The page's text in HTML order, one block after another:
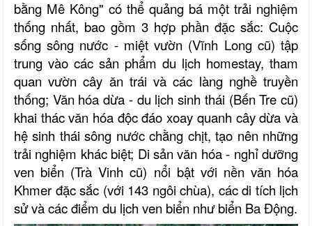
bằng Mê Kông" có thể quảng bá một trải nghiệm
thống nhất, bao gồm 3 hợp phần đặc sắc: Cuộc
sống sông nước - miệt vườn (Vĩnh Long cũ) tập
trung vào các sản phẩm du lịch homestay, tham
quan vườn cây ăn trái và các làng nghề truyền
thống; Văn hóa dừa - du lịch sinh thái (Bến Tre cũ)
khai thác văn hóa độc đáo xoay quanh cây dừa và
hệ sinh thái sông nước chằng chịt, tạo nên những
trải nghiệm khác biệt; Di sản văn hóa - nghỉ dưỡng
ven biển (Trà Vinh cũ) nổi bật với nền văn hóa
Khmer đặc sắc (với 143 ngôi chùa), các di tích lịch
sử và các điểm du lịch ven biển như biển Ba Động.